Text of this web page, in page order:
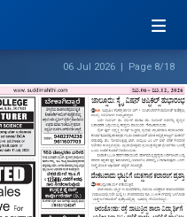
06 Jul 2026 | Page 8/18